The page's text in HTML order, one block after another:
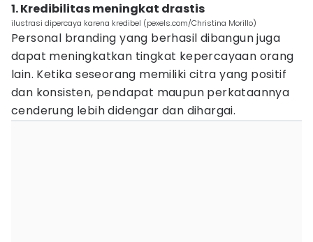
1. Kredibilitas meningkat drastis
ilustrasi dipercaya karena kredibel (pexels.com/Christina Morillo)
Personal branding yang berhasil dibangun juga
dapat meningkatkan tingkat kepercayaan orang
lain. Ketika seseorang memiliki citra yang positif
dan konsisten, pendapat maupun perkataannya
cenderung lebih didengar dan dihargai.